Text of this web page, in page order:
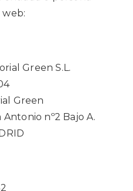
Green S.L.
Green
Antonio nº2 Bajo A.